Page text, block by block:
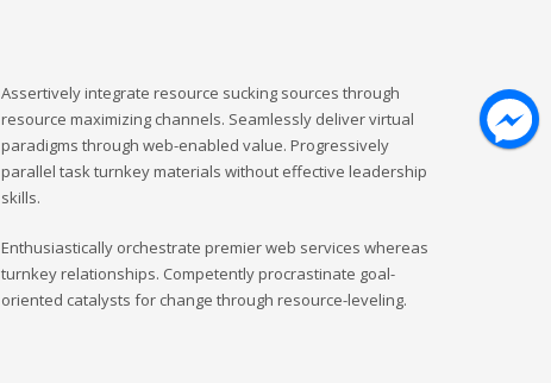
Assertively integrate resource sucking sources through
resource maximizing channels. Seamlessly deliver virtual
paradigms through web-enabled value. Progressively
parallel task turnkey materials without effective leadership
skills.
Enthusiastically orchestrate premier web services whereas
turnkey relationships. Competently procrastinate goal-
oriented catalysts for change through resource-leveling.